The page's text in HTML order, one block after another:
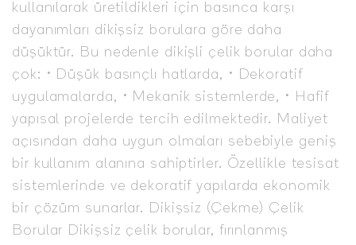
kullanılarak üretildikleri için basınca karşı
dayanımları dikişsiz borulara göre daha
düşüktür. Bu nedenle dikişli çelik borular daha
çok: • Düşük basınçlı hatlarda, • Dekoratif
uygulamalarda, • Mekanik sistemlerde, • Hafif
yapısal projelerde tercih edilmektedir. Maliyet
açısından daha uygun olmaları sebebiyle geniş
bir kullanım alanına sahiptirler. Özellikle tesisat
sistemlerinde ve dekoratif yapılarda ekonomik
bir çözüm sunarlar. Dikişsiz (Çekme) Çelik
Borular Dikişsiz çelik borular, fırınlanmış